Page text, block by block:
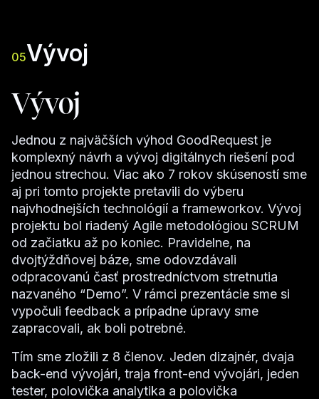
05Vývoj
Vývoj
Jednou z najväčších výhod GoodRequest je
komplexný návrh a vývoj digitálnych riešení pod
jednou strechou. Viac ako 7 rokov skúseností sme
aj pri tomto projekte pretavili do výberu
najvhodnejších technológií a frameworkov. Vývoj
projektu bol riadený Agile metodológiou SCRUM
od začiatku až po koniec. Pravidelne, na
dvojtýždňovej báze, sme odovzdávali
odpracovanú časť prostredníctvom stretnutia
nazvaného “Demo”. V rámci prezentácie sme si
vypočuli feedback a prípadne úpravy sme
zapracovali, ak boli potrebné.
Tím sme zložili z 8 členov. Jeden dizajnér, dvaja
back-end vývojári, traja front-end vývojári, jeden
tester, polovička analytika a polovička